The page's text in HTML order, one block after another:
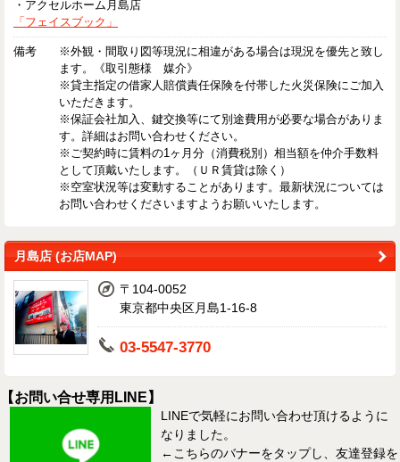
・アクセルホーム月島店
「フェイスブック」
備考
※外観・間取り図等現況に相違がある場合は現況を優先と致し
ます。《取引態様 媒介》
※貸主指定の借家人賠償責任保険を付帯した火災保険にご加入
いただきます。
※保証会社加入、鍵交換等にて別途費用が必要な場合がありま
す。詳細はお問い合わせください。
※ご契約時に賃料の1ヶ月分（消費税別）相当額を仲介手数料
として頂戴いたします。（ＵＲ賃貸は除く）
※空室状況等は変動することがあります。最新状況については
お問い合わせくださいますようお願いいたします。
月島店 (お店MAP)
〒104-0052
東京都中央区月島1-16-8
03-5547-3770
【お問い合せ専用LINE】
LINEで気軽にお問い合わせ頂けるように
なりました。
←こちらのバナーをタップし、友達登録を